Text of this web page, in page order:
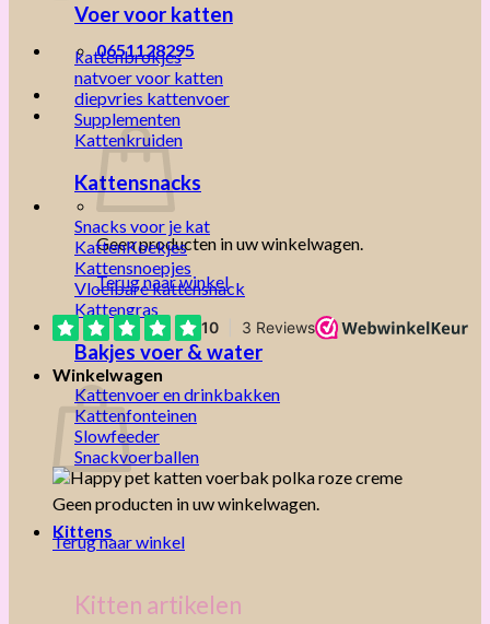
0651128295
Geen producten in uw winkelwagen.
Terug naar winkel
Winkelwagen
Geen producten in uw winkelwagen.
Terug naar winkel
Voer voor katten
kattenbrokjes
natvoer voor katten
diepvries kattenvoer
Supplementen
Kattenkruiden
Kattensnacks
Snacks voor je kat
KattenKoekjes
Kattensnoepjes
Vloeibare kattensnack
Kattengras
Bakjes voer & water
Kattenvoer en drinkbakken
Kattenfonteinen
Slowfeeder
Snackvoerballen
Kittens
Kitten artikelen